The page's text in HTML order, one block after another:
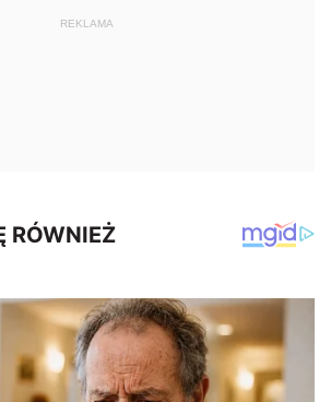
REKLAMA